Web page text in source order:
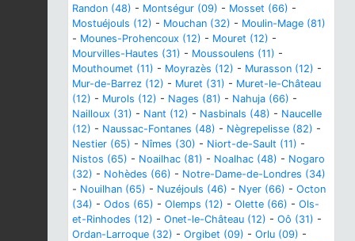
Randon (48) - Montségur (09) - Mosset (66) -
Mostuéjouls (12) - Mouchan (32) - Moulin-Mage (81)
- Mounes-Prohencoux (12) - Mouret (12) -
Mourvilles-Hautes (31) - Moussoulens (11) -
Mouthoumet (11) - Moyrazès (12) - Murasson (12) -
Mur-de-Barrez (12) - Muret (31) - Muret-le-Château
(12) - Murols (12) - Nages (81) - Nahuja (66) -
Nailloux (31) - Nant (12) - Nasbinals (48) - Naucelle
(12) - Naussac-Fontanes (48) - Nègrepelisse (82) -
Nestier (65) - Nîmes (30) - Niort-de-Sault (11) -
Nistos (65) - Noailhac (81) - Noalhac (48) - Nogaro
(32) - Nohèdes (66) - Notre-Dame-de-Londres (34)
- Nouilhan (65) - Nuzéjouls (46) - Nyer (66) - Octon
(34) - Odos (65) - Olemps (12) - Olette (66) - Ols-
et-Rinhodes (12) - Onet-le-Château (12) - Oô (31) -
Ordan-Larroque (32) - Orgibet (09) - Orlu (09) -